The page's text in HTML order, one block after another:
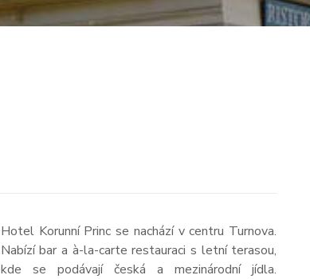
Hotel Korunní Princ se nachází v centru Turnova.
Nabízí bar a à-la-carte restauraci s letní terasou,
kde se podávají česká a mezinárodní jídla.